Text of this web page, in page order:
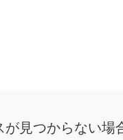
が見つからない場